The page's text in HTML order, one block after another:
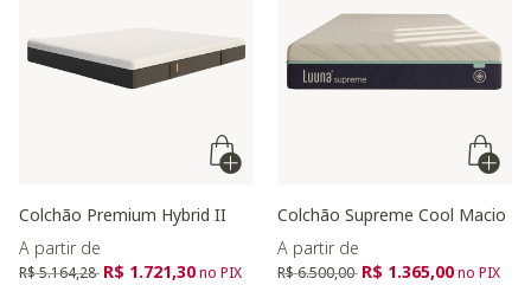
Colchão Premium Hybrid II
A partir de
Preço reduzido de
R$ 5.164,28 para
R$ 1.721,30no PIX
Colchão Supreme Cool Macio
A partir de
Preço reduzido de
R$ 6.500,00 para
R$ 1.365,00no PIX